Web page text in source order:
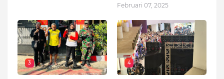
Februari 07, 2025
3 4